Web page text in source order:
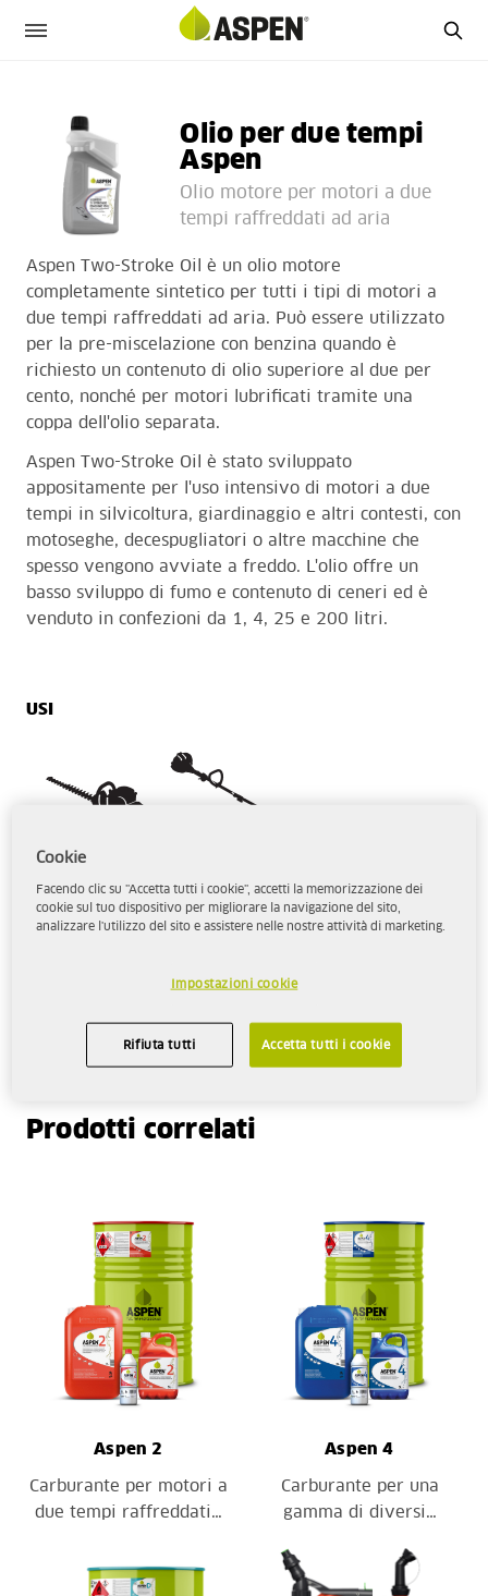
Olio per due tempi
Aspen
Olio motore per motori a due
tempi raffreddati ad aria
Aspen Two-Stroke Oil è un olio motore
completamente sintetico per tutti i tipi di motori a
due tempi raffreddati ad aria. Può essere utilizzato
per la pre-miscelazione con benzina quando è
richiesto un contenuto di olio superiore al due per
cento, nonché per motori lubrificati tramite una
coppa dell'olio separata.
Aspen Two-Stroke Oil è stato sviluppato
appositamente per l'uso intensivo di motori a due
tempi in silvicoltura, giardinaggio e altri contesti, con
motoseghe, decespugliatori o altre macchine che
spesso vengono avviate a freddo. L'olio offre un
basso sviluppo di fumo e contenuto di ceneri ed è
venduto in confezioni da 1, 4, 25 e 200 litri.
USI
Scheda di Dati di Sicurezza
Venduto in confezioni da 1, 4, 25 e 200 litri.
Prodotti correlati
Aspen 2
Carburante per motori a
due tempi raffreddati…
Aspen 4
Carburante per una
gamma di diversi…
Cookie
Facendo clic su "Accetta tutti i cookie", accetti la memorizzazione dei
cookie sul tuo dispositivo per migliorare la navigazione del sito,
analizzare l'utilizzo del sito e assistere nelle nostre attività di marketing.
Impostazioni cookie
Rifiuta tutti Accetta tutti i cookie